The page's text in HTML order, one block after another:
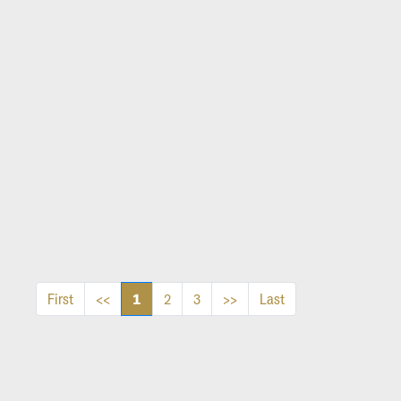
First << 1 2 3 >> Last